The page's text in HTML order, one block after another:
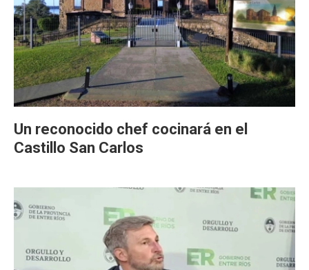
Un reconocido chef cocinará en el
Castillo San Carlos